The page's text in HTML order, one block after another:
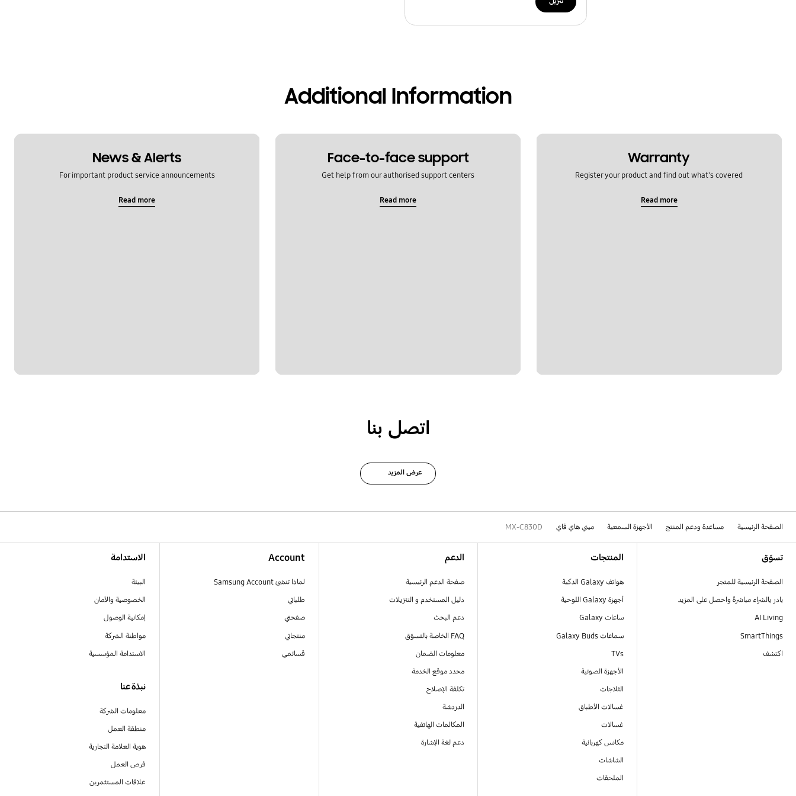
Additional Information
Warranty
Register your product and find out what's covered
Read more
Face-to-face support
Get help from our authorised support centers
Read more
News & Alerts
For important product service announcements
Read more
اتصل بنا
عرض المزيد
الصفحة الرئيسية مساعدة ودعم المنتج الأجهزة السمعية ميني هاي فاي MX-C830D
تسوّق
الصفحة الرئيسية للمتجر
بادر بالشراء مباشرةً واحصل على المزيد
AI Living
SmartThings
اكتشف
المنتجات
هواتف Galaxy الذكية
أجهزة Galaxy اللوحية
ساعات Galaxy
سماعات Galaxy Buds
TVs
الأجهزة الصوتية
الثلاجات
غسالات الأطباق
غسالات
مكانس كهربائية
الشاشات
الملحقات
الدعم
صفحة الدعم الرئيسية
دليل المستخدم و التنزيلات
دعم البحث
FAQ الخاصة بالتسوّق
معلومات الضمان
محدد موقع الخدمة
تكلفة الإصلاح
الدردشة
المكالمات الهاتفية
دعم لغة الإشارة
Account
لماذا تنشئ Samsung Account
طلباتي
صفحتي
منتجاتي
قسائمي
الاستدامة
البيئة
الخصوصية والأمان
إمكانية الوصول
مواطنة الشركة
الاستدامة المؤسسية
نبذة عنا
معلومات الشركة
منطقة العمل
هوية العلامة التجارية
فرص العمل
علاقات المستثمرين